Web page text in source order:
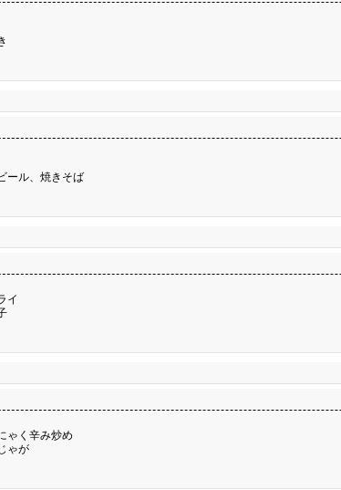
ール、焼きそば
イ
ゃく辛み炒め
ゃが